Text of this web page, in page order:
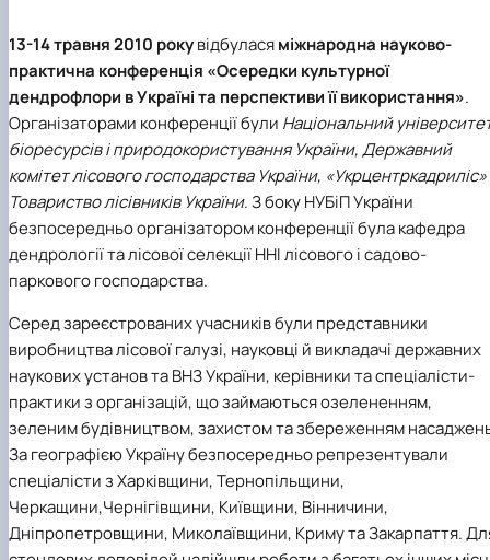
13-14 травня 2010 рокувідбуласяміжнародна науково-
практична конференція «Осередки культурної
дендрофлори в Україні та перспективи її використання».
Організаторами конференції були Національний
біоресурсів і природокористування України, Державний
комітет лісового господарства України, «Укрцентркадриліс»
Товариство лісівників України. З боку НУБіП України
безпосередньо організатором конференції була кафедра
дендрології та лісової селекції ННІ лісового і садово-
паркового господарства.
Серед зареєстрованих учасників були представники
виробництва лісової галузі, науковці й викладачі державних
наукових установ та ВНЗ України, керівники та спеціалісти-
практики з організацій, що займаються озелененням,
зеленим будівництвом, захистом та збереженням
За географією Україну безпосередньо репрезентували
спеціалісти з Харківщини, Тернопільщини,
Черкащини,Чернігівщини, Київщини, Вінничини,
Дніпропетровщини, Миколаївщини, Криму та Закарпаття.